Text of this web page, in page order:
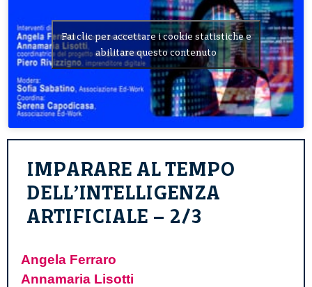
Fai clic per accettare i cookie statistiche e
abilitare questo contenuto
IMPARARE AL TEMPO
DELL’INTELLIGENZA
ARTIFICIALE – 2/3
Angela Ferraro
Annamaria Lisotti